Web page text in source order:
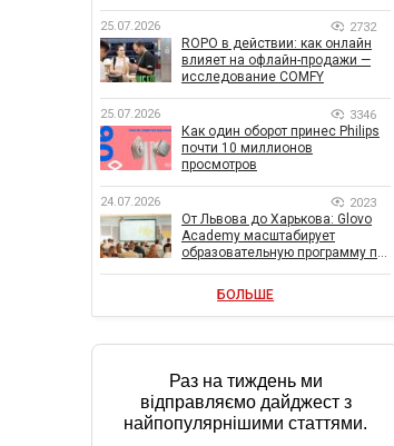
25.07.2026 2732
ROPO в действии: как онлайн
влияет на офлайн-продажи —
исследование COMFY
25.07.2026 3346
Как один оборот принес Philips
почти 10 миллионов
просмотров
24.07.2026 2023
От Львова до Харькова: Glovo
Academy масштабирует
образовательную программу по
бизнеса
БОЛЬШЕ
Раз на тиждень ми
відправляємо дайджест з
найпопулярнішими статтями.